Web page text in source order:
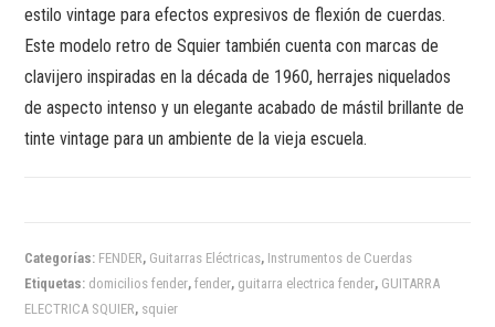
estilo vintage para efectos expresivos de flexión de cuerdas.
Este modelo retro de Squier también cuenta con marcas de
clavijero inspiradas en la década de 1960, herrajes niquelados
de aspecto intenso y un elegante acabado de mástil brillante de
tinte vintage para un ambiente de la vieja escuela.
Categorías: FENDER, Guitarras Eléctricas, Instrumentos de Cuerdas
Etiquetas: domicilios fender,fender, guitarra electrica fender, GUITARRA
ELECTRICA SQUIER, squier